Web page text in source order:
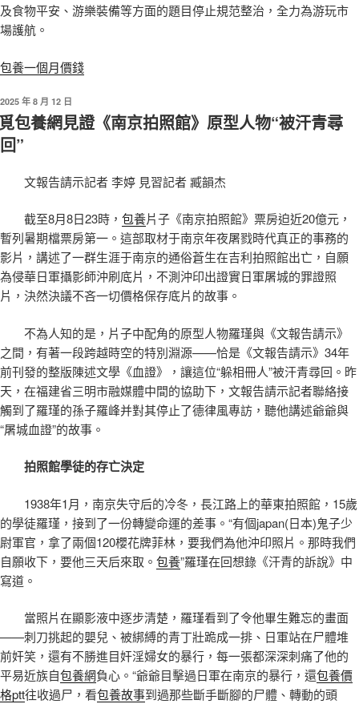
及食物平安、游樂裝備等方面的題目停止規范整治，全力為游玩市
場護航。
包養一個月價錢
發
佈
於
2025 年 8 月 12 日
包養網見證《南京拍照館》原型人物“被汗青尋
回”
文報告請示記者 李婷 見習記者 臧韻杰
截至8月8日23時， 包養片子《南京拍照館》票房迫近20億元，
暫列暑期檔票房第一。這部取材于南京年夜屠戮時代真正的事務的
影片，講述了一群生涯于南京的通俗蒼生在吉利拍照館出亡，自願
為侵華日軍攝影師沖刷底片，不測沖印出證實日軍屠城的罪證照
片，決然決議不吝一切價格保存底片的故事。
不為人知的是，片子中配角的原型人物羅瑾與《文報告請示》
之間，有著一段跨越時空的特別淵源——恰是《文報告請示》34年
前刊發的整版陳述文學《血證》，讓這位“躲相冊人”被汗青尋回。昨
天，在福建省三明市融媒體中間的協助下，文報告請示記者聯絡接
觸到了羅瑾的孫子羅峰并對其停止了德律風專訪，聽他講述爺爺與
“屠城血證”的故事。
拍照館學徒的存亡決定
1938年1月，南京失守后的冷冬，長江路上的華東拍照館，15歲
的學徒羅瑾，接到了一份轉變命運的差事。“有個japan(日本)鬼子少
尉軍官，拿了兩個120櫻花牌菲林，要我們為他沖印照片。那時我們
自願收下，要他三天后來取。 包養”羅瑾在回想錄《汗青的訴說》中
寫道。
當照片在顯影液中逐步清楚，羅瑾看到了令他畢生難忘的畫面
——刺刀挑起的嬰兒、被綁縛的青丁壯跪成一排、日軍站在尸體堆
前奸笑，還有不勝進目奸淫婦女的暴行，每一張都深深刺痛了他的
平易近族自包養網負心。“爺爺目擊過日軍在南京的暴行，還包養價
格ptt往收過尸，看包養故事到過那些斷手斷腳的尸體、轉動的頭